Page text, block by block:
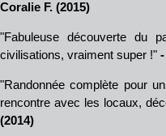
Coralie F. (2015)
"Fabuleuse découverte du
civilisations, vraiment super !"
"Randonnée complète pour
rencontre avec les locaux,
(2014)